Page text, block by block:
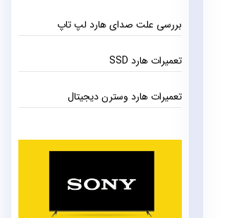
بررسی علت صدای هارد لپ تاپ
تعمیرات هارد SSD
تعمیرات هارد وسترن دیجیتال